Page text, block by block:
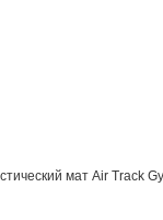
мат Air Track